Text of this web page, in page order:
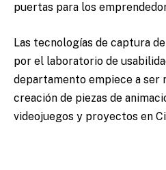
puertas para los
Las tecnologías de captura
por el laboratorio de
departamento empiece a ser
creación de piezas de
videojuegos y proyectos en